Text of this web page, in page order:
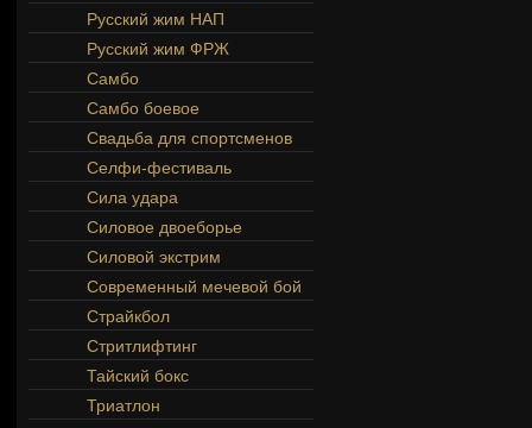
Русский жим НАП
Русский жим ФРЖ
Самбо
Самбо боевое
Свадьба для спортсменов
Селфи-фестиваль
Сила удара
Силовое двоеборье
Силовой экстрим
Современный мечевой бой
Страйкбол
Стритлифтинг
Тайский бокс
Триатлон